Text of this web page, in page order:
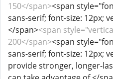
150</span><span
sans-serif; font-size: 12px;
</span><span
200</span><span
sans-serif; font-size: 12px;
provide stronger, longer-